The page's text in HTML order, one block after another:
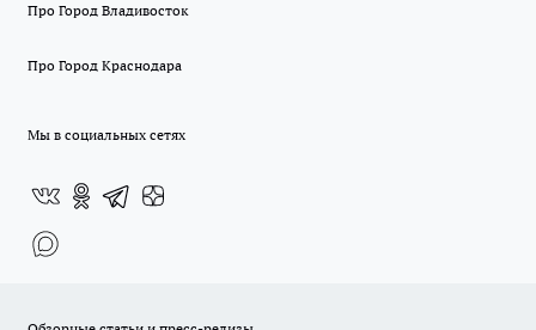
Про Город Владивосток
Про Город Краснодара
Мы в социальных сетях